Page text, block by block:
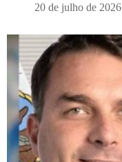
20 de julho de 2026